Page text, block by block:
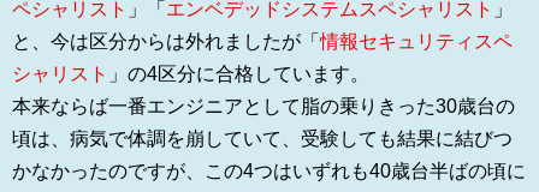
ペシャリスト 」「 エンベデッドシステムスペシャリスト 」
と、今は区分からは外れましたが「情報セキュリティスペ
シャリスト 」の4区分に合格しています。
本来ならば一番エンジニアとして脂の乗りきった30歳台の
頃は、病気で体調を崩していて、受験しても結果に結びつ
かなかったのですが、この4つはいずれも40歳台半ばの頃に